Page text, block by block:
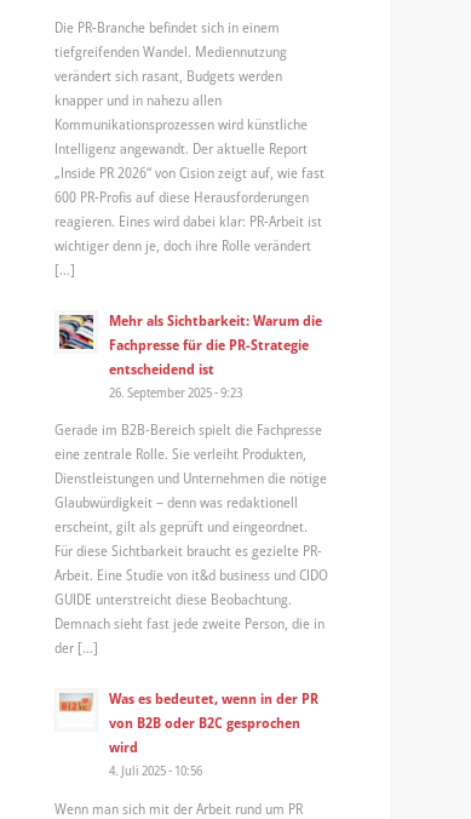
Die PR-Branche befindet sich in einem
tiefgreifenden Wandel. Mediennutzung
verändert sich rasant, Budgets werden
knapper und in nahezu allen
Kommunikationsprozessen wird künstliche
Intelligenz angewandt. Der aktuelle Report
„Inside PR 2026“ von Cision zeigt auf, wie fast
600 PR-Profis auf diese Herausforderungen
reagieren. Eines wird dabei klar: PR-Arbeit ist
wichtiger denn je, doch ihre Rolle verändert
[…]
Mehr als Sichtbarkeit: Warum die
Fachpresse für die PR-Strategie
entscheidend ist
26. September 2025 - 9:23
Gerade im B2B-Bereich spielt die Fachpresse
eine zentrale Rolle. Sie verleiht Produkten,
Dienstleistungen und Unternehmen die nötige
Glaubwürdigkeit – denn was redaktionell
erscheint, gilt als geprüft und eingeordnet.
Für diese Sichtbarkeit braucht es gezielte PR-
Arbeit. Eine Studie von it&d business und CIDO
GUIDE unterstreicht diese Beobachtung.
Demnach sieht fast jede zweite Person, die in
der […]
Was es bedeutet, wenn in der PR
von B2B oder B2C gesprochen
wird
4. Juli 2025 - 10:56
Wenn man sich mit der Arbeit rund um PR